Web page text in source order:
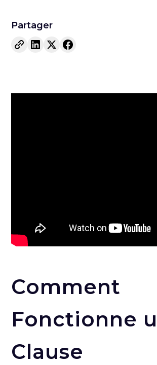
Partager
Comment
Fonctionne
Clause